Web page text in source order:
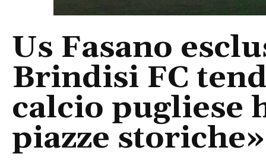
Us Fasano
Brindisi FC
calcio pugliese
piazze storiche»